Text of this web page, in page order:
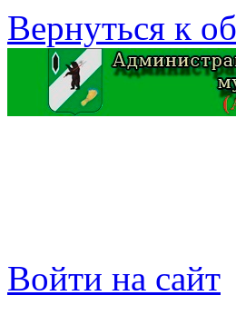
Вернуться к
Войти на сайт